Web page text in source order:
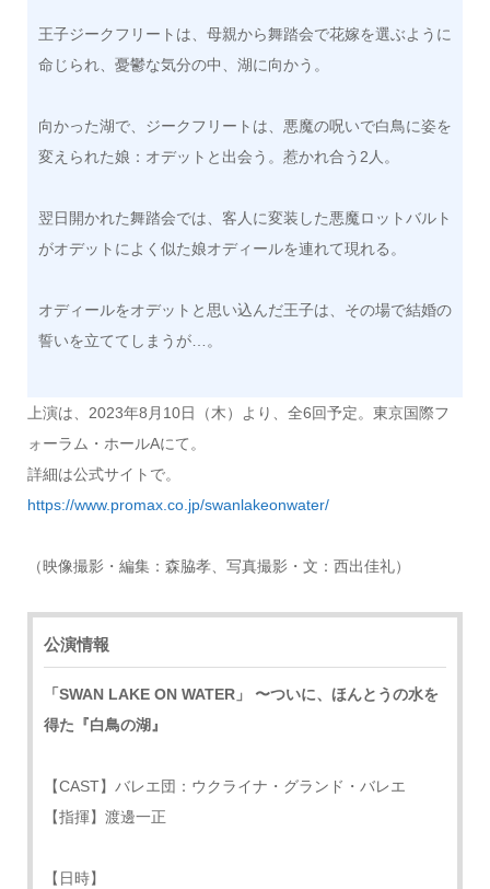
王子ジークフリートは、母親から舞踏会で花嫁を選ぶように
命じられ、憂鬱な気分の中、湖に向かう。
向かった湖で、ジークフリートは、悪魔の呪いで白鳥に姿を
変えられた娘：オデットと出会う。惹かれ合う2人。
翌日開かれた舞踏会では、客人に変装した悪魔ロットバルト
がオデットによく似た娘オディールを連れて現れる。
オディールをオデットと思い込んだ王子は、その場で結婚の
誓いを立ててしまうが…。
上演は、2023年8月10日（木）より、全6回予定。東京国際フ
ォーラム・ホールAにて。
詳細は公式サイトで。
https://www.promax.co.jp/swanlakeonwater/
（映像撮影・編集：森脇孝、写真撮影・文：西出佳礼）
公演情報
「SWAN LAKE ON WATER」 〜ついに、ほんとうの水を
得た『白鳥の湖』
【CAST】バレエ団：ウクライナ・グランド・バレエ
【指揮】渡邊一正
【日時】